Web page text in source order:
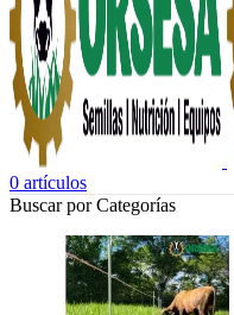
0 artículos
Buscar por Categorías